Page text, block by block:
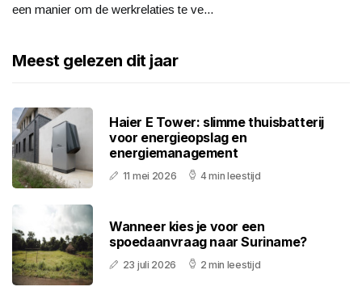
een manier om de werkrelaties te ve...
Meest gelezen dit jaar
Haier E Tower: slimme thuisbatterij
voor energieopslag en
energiemanagement
11 mei 2026 4 min leestijd
Wanneer kies je voor een
spoedaanvraag naar Suriname?
23 juli 2026 2 min leestijd